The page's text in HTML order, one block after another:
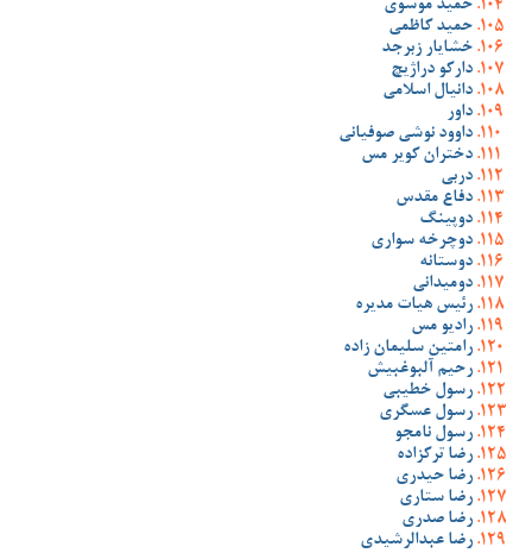
حمید موسوی
حمید کاظمی
خشایار زبرجد
دارکو دراژیچ
دانیال اسلامی
داور
داوود نوشی صوفیانی
دختران کویر مس
دربی
دفاع مقدس
دوپینگ
دوچرخه سواری
دوستانه
دومیدانی
رئیس هیات مدیره
رادیو مس
رامتین سلیمان زاده
رحیم آلبوغبیش
رسول خطیبی
رسول عسگری
رسول نامجو
رضا ترکزاده
رضا حیدری
رضا ستاری
رضا صدری
رضا عبدالرشیدی